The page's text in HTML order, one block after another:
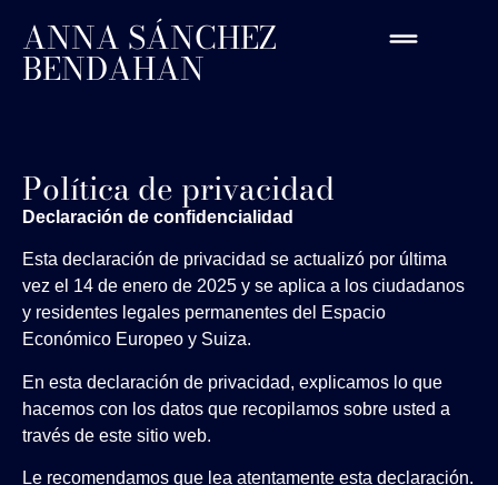
ANNA SÁNCHEZ
BENDAHAN
Política de privacidad
Declaración de confidencialidad
Esta declaración de privacidad se actualizó por última
vez el 14 de enero de 2025 y se aplica a los ciudadanos
y residentes legales permanentes del Espacio
Económico Europeo y Suiza.
En esta declaración de privacidad, explicamos lo que
hacemos con los datos que recopilamos sobre usted a
través de este sitio web.
Le recomendamos que lea atentamente esta declaración.